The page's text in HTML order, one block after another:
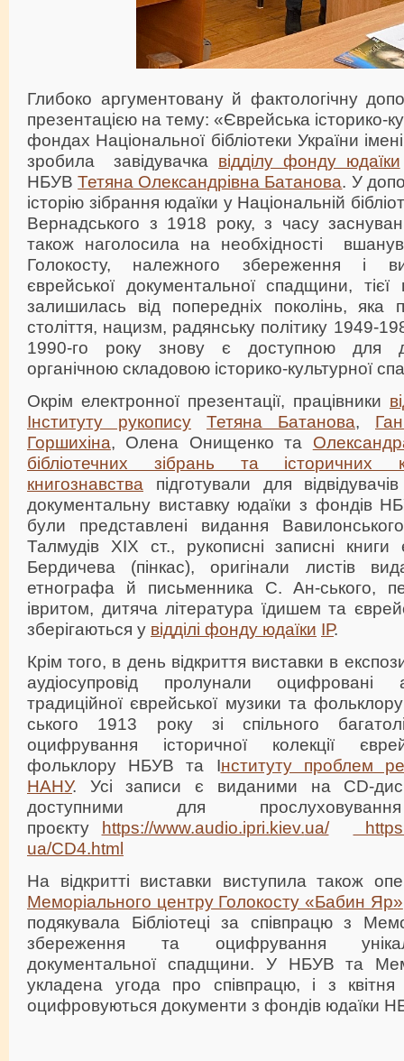
Глибоко аргументовану й фактологічну
презентацією на тему: «Єврейська історико-
фондах Національної бібліотеки України
зробила завідувачка відділу фонду юдаїки
НБУВТетяна Олександрівна Батанова. У
історію зібрання юдаїки у Національній
Вернадського з 1918 року, з часу
також наголосила на необхідності
Голокосту, належного збереження і
єврейської документальної спадщини, тієї
залишилась від попередніх поколінь, яка
століття, нацизм, радянську політику 1949-
1990-го року знову є доступною для
органічною складовою історико-культурної
Окрім електронної презентації, працівники
Інституту рукопису
Тетяна Батанова,
Горшихіна, Олена Онищенко та
бібліотечних зібрань та історичних
книгознавства підготували для
документальну виставку юдаїки з фондів
були представлені видання
Талмудів ХІХ ст., рукописні записні книги
Бердичева (пінкас), оригінали листів
етнографа й письменника С. Ан-ського,
івритом, дитяча література їдишем та
зберігаються у відділі фонду юдаїки ІР.
Крім того, в день відкриття виставки в
аудіосупровід пролунали оцифровані
традиційної єврейської музики та
ського 1913 року зі спільного
оцифрування історичної колекції
фольклору НБУВ та Інституту проблем
НАНУ. Усі записи є виданими на CD-
доступними для
проєкту https://www.audio.ipri.kiev.ua/
ua/CD4.html
На відкритті виставки виступила також
Меморіального центру Голокосту «Бабин Яр»
подякувала Бібліотеці за співпрацю з
збереження та оцифрування
документальної спадщини. У НБУВ та
укладена угода про співпрацю, і з
оцифровуються документи з фондів юдаїки